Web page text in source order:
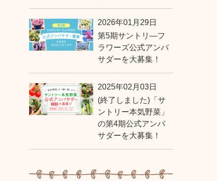
2026年01月29日
第5期サントリ―フ
ラワーズ公式アンバ
サダーを大募集！
2025年02月03日
(終了しました)「サ
ントリー本気野菜」
の第4期公式アンバ
サダーを大募集！